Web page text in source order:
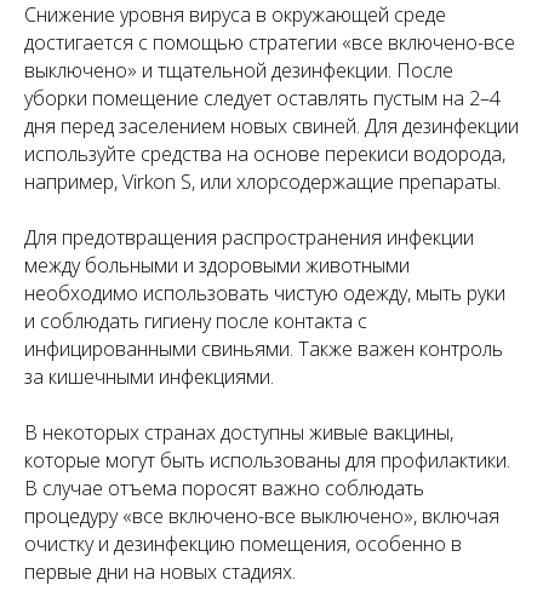
Снижение уровня вируса в окружающей среде
достигается с помощью стратегии «все включено-все
выключено» и тщательной дезинфекции. После
уборки помещение следует оставлять пустым на 2–4
дня перед заселением новых свиней. Для дезинфекции
используйте средства на основе перекиси водорода,
например, Virkon S, или хлорсодержащие препараты.
Для предотвращения распространения инфекции
между больными и здоровыми животными
необходимо использовать чистую одежду, мыть руки
и соблюдать гигиену после контакта с
инфицированными свиньями. Также важен контроль
за кишечными инфекциями.
В некоторых странах доступны живые вакцины,
которые могут быть использованы для профилактики.
В случае отъема поросят важно соблюдать
процедуру «все включено-все выключено», включая
очистку и дезинфекцию помещения, особенно в
первые дни на новых стадиях.